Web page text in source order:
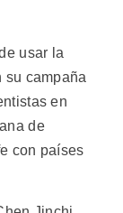
usar la
su campaña
en
de
con países